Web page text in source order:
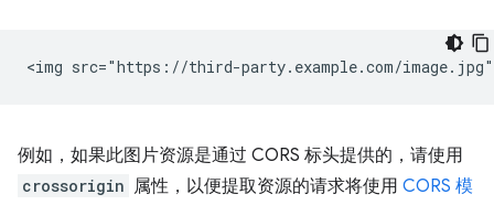
例如，如果此图片资源是通过 CORS 标头提供的，请使用
crossorigin 属性，以便提取资源的请求将使用 CORS 模